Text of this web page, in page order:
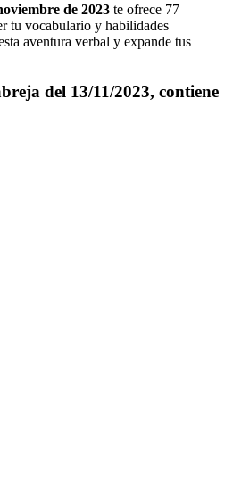
de 2023 te ofrece 77
tu vocabulario y habilidades
aventura verbal y expande tus
del 13/11/2023, contiene